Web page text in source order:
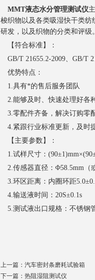
MMT液态水分管理测试仪
梭织物以及各类吸湿快干类
研发，以及织物的分类和评级。
【符合标准】：
GB/T 21655.2-2009、GB/T
优势特点：
1.具有*的售后服务团队
2.能够及时、快速处理好各
3.零配件齐备，解决订购零
4.紧跟行业标准更新，及时
【主要参数】：
1.试样尺寸：
2.传感器直径：Φ58.5mm（
3.环区距离：内圈环距
4.输送液时间：20S±0.1s
5.测试液出口规格：不锈钢
上一篇： 汽车密封条磨耗试验箱
下一篇： 热阻湿阻测试仪